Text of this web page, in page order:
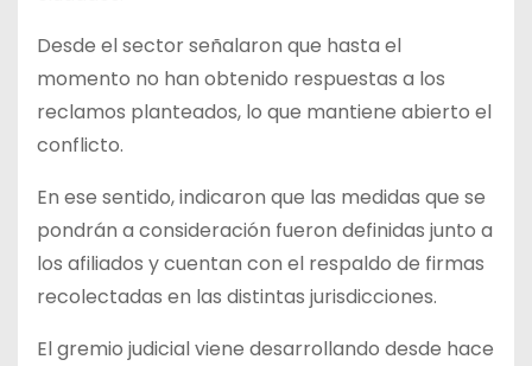
Desde el sector señalaron que hasta el
momento no han obtenido respuestas a los
reclamos planteados, lo que mantiene abierto el
conflicto.
En ese sentido, indicaron que las medidas que se
pondrán a consideración fueron definidas junto a
los afiliados y cuentan con el respaldo de firmas
recolectadas en las distintas jurisdicciones.
El gremio judicial viene desarrollando desde hace